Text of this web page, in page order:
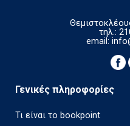
τηλ.:
email:
Γενικές πληροφορίες
Τι είναι το bookpoint